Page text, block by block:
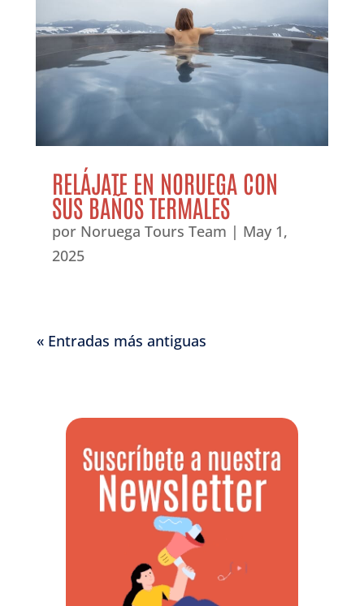
RELÁJATE EN NORUEGA CON
SUS BAÑOS TERMALES
por Noruega Tours Team | May 1,
2025
« Entradas más antiguas